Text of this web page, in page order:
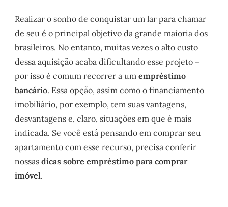
Realizar o sonho de conquistar um lar para chamar
de seu é o principal objetivo da grande maioria dos
brasileiros. No entanto, muitas vezes o alto custo
dessa aquisição acaba dificultando esse projeto –
por isso é comum recorrer a umempréstimo
bancário. Essa opção, assim como o financiamento
imobiliário, por exemplo, tem suas vantagens,
desvantagens e, claro, situações em que é mais
indicada. Se você está pensando em comprar seu
apartamento com esse recurso, precisa conferir
nossasdicas sobre empréstimo para comprar
imóvel.